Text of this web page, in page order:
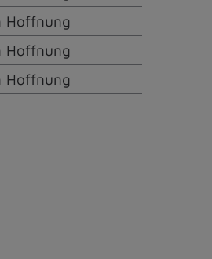
Hoffnung
Hoffnung
Hoffnung